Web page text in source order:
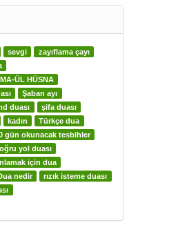
sevgi
zayıflama çayı
ÜL HÜSNA
Şaban ayı
duası
şifa duası
kadın
Türkçe dua
gün okunacak tesbihler
yol duası
için dua
nedir
rızık isteme duası